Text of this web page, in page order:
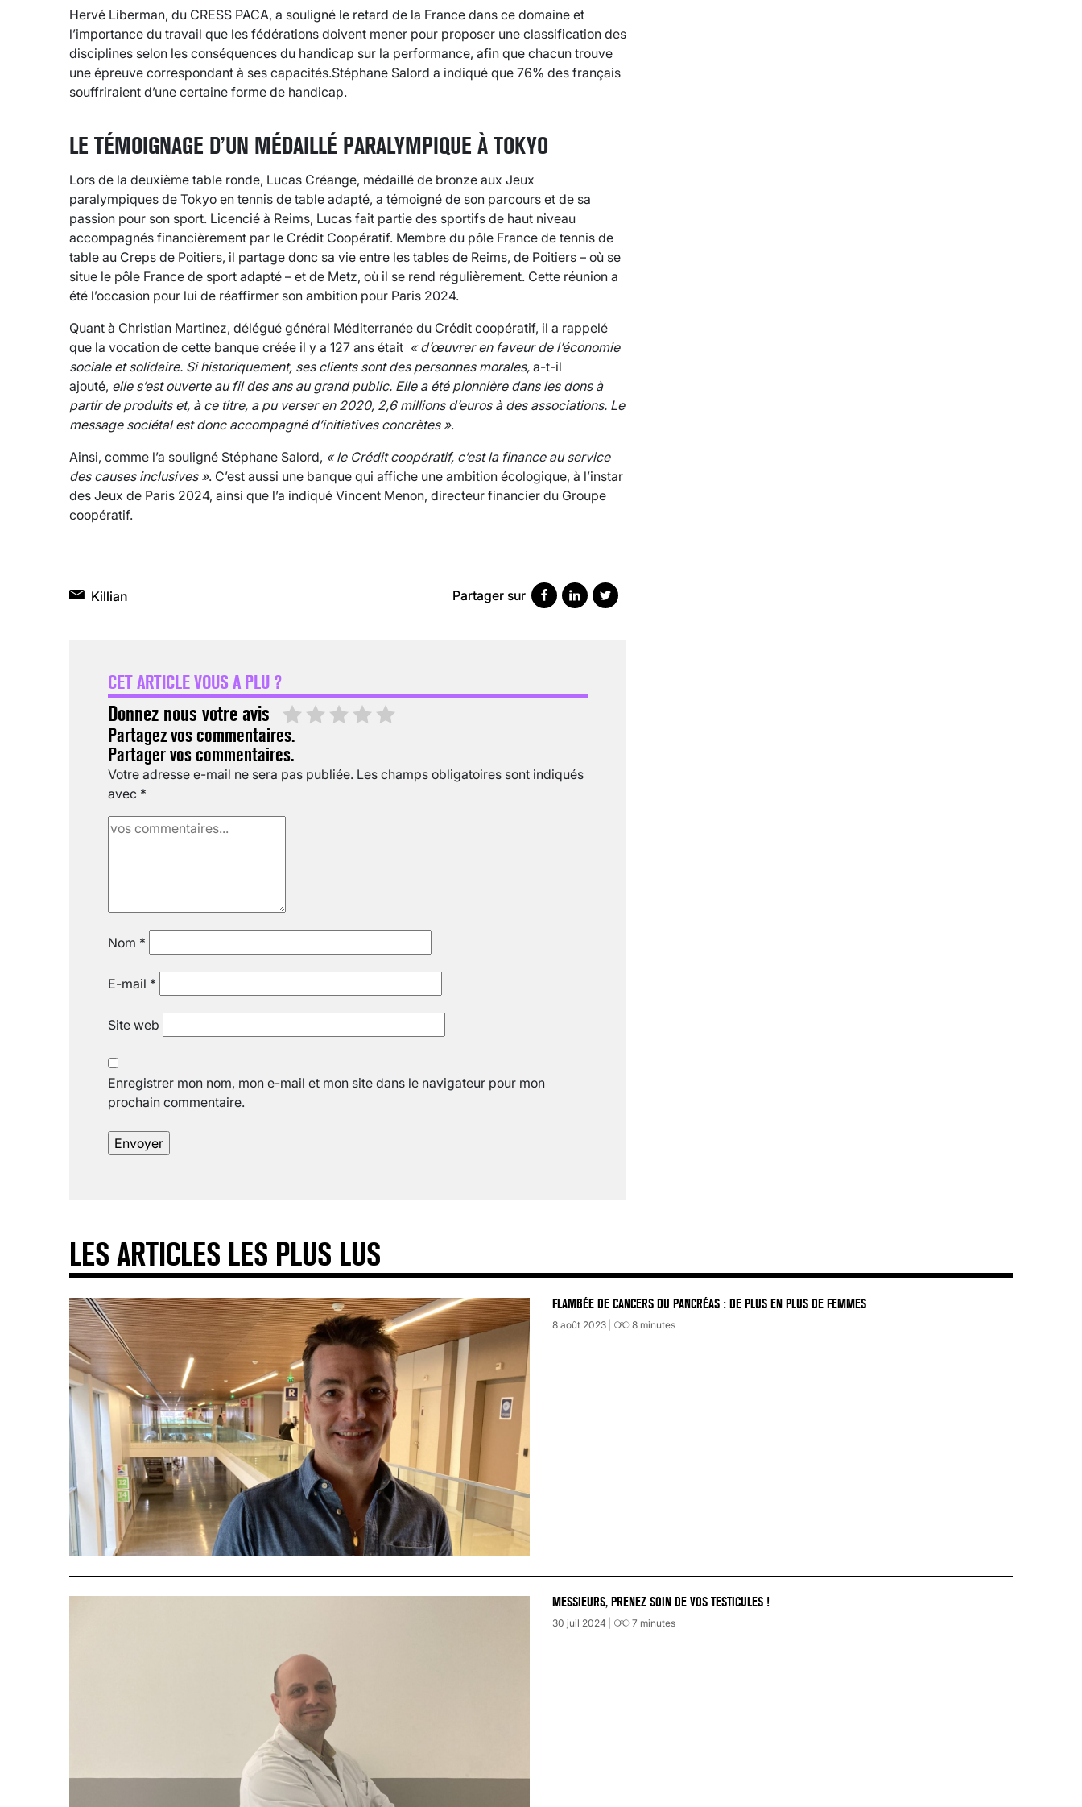
Hervé Liberman, du CRESS PACA, a souligné le retard de la France dans ce domaine et
l’importance du travail que les fédérations doivent mener pour proposer une classification des
disciplines selon les conséquences du handicap sur la performance, afin que chacun trouve
une épreuve correspondant à ses capacités.Stéphane Salord a indiqué que 76% des français
souffriraient d’une certaine forme de handicap.
LE TÉMOIGNAGE D’UN MÉDAILLÉ PARALYMPIQUE À TOKYO
Lors de la deuxième table ronde, Lucas Créange, médaillé de bronze aux Jeux
paralympiques de Tokyo en tennis de table adapté, a témoigné de son parcours et de sa
passion pour son sport. Licencié à Reims, Lucas fait partie des sportifs de haut niveau
accompagnés financièrement par le Crédit Coopératif. Membre du pôle France de tennis de
table au Creps de Poitiers, il partage donc sa vie entre les tables de Reims, de Poitiers – où se
situe le pôle France de sport adapté – et de Metz, où il se rend régulièrement. Cette réunion a
été l’occasion pour lui de réaffirmer son ambition pour Paris 2024.
Quant à Christian Martinez, délégué général Méditerranée du Crédit coopératif, il a rappelé
que la vocation de cette banque créée il y a 127 ans était « d’œuvrer en faveur de l’économie
sociale et solidaire. Si historiquement, ses clients sont des personnes morales, a-t-il
ajouté, elle s’est ouverte au fil des ans au grand public. Elle a été pionnière dans les dons à
partir de produits et, à ce titre, a pu verser en 2020, 2,6 millions d’euros à des associations. Le
message sociétal est donc accompagné d’initiatives concrètes ».
Ainsi, comme l’a souligné Stéphane Salord, « le Crédit coopératif, c’est la finance au service
des causes inclusives ». C’est aussi une banque qui affiche une ambition écologique, à l’instar
des Jeux de Paris 2024, ainsi que l’a indiqué Vincent Menon, directeur financier du Groupe
coopératif.
Killian Partager sur
CET ARTICLE VOUS A PLU ?
Donnez nous votre avis
Partagez vos commentaires.
Partager vos commentaires.
Votre adresse e-mail ne sera pas publiée. Les champs obligatoires sont indiqués
avec *
Nom *
E-mail *
Site web
Enregistrer mon nom, mon e-mail et mon site dans le navigateur pour mon
prochain commentaire.
LES ARTICLES LES PLUS LUS
VARICES PELVIENNES : UN REDOUTABLE MAL FÉMININ ENFIN SOIGNÉ !
FLAMBÉE DE CANCERS DU PANCRÉAS : DE PLUS EN PLUS DE FEMMES
8 août 2023 8 minutes
MESSIEURS, PRENEZ SOIN DE VOS TESTICULES !
30 juil 2024 7 minutes